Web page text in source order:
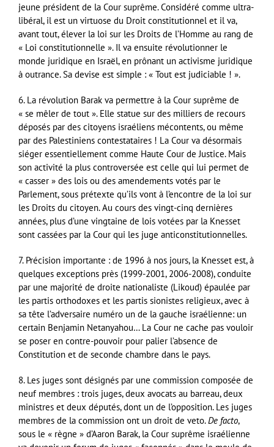
jeune président de la Cour suprême. Considéré comme ultra-
libéral, il est un virtuose du Droit constitutionnel et il va,
avant tout, élever la loi sur les Droits de l’Homme au rang de
« Loi constitutionnelle ». Il va ensuite révolutionner le
monde juridique en Israël, en prônant un activisme juridique
à outrance. Sa devise est simple : « Tout est judiciable ! ».
6. La révolution Barak va permettre à la Cour suprême de
« se mêler de tout ». Elle statue sur des milliers de recours
déposés par des citoyens israéliens mécontents, ou même
par des Palestiniens contestataires ! La Cour va désormais
siéger essentiellement comme Haute Cour de Justice. Mais
son activité la plus controversée est celle qui lui permet de
« casser » des lois ou des amendements votés par le
Parlement, sous prétexte qu’ils vont à l’encontre de la loi sur
les Droits du citoyen. Au cours des vingt-cinq dernières
années, plus d’une vingtaine de lois votées par la Knesset
sont cassées par la Cour qui les juge anticonstitutionnelles.
7. Précision importante : de 1996 à nos jours, la Knesset est, à
quelques exceptions près (1999-2001, 2006-2008), conduite
par une majorité de droite nationaliste (Likoud) épaulée par
les partis orthodoxes et les partis sionistes religieux, avec à
sa tête l’adversaire numéro un de la gauche israélienne: un
certain Benjamin Netanyahou… La Cour ne cache pas vouloir
se poser en contre-pouvoir pour palier l’absence de
Constitution et de seconde chambre dans le pays.
8. Les juges sont désignés par une commission composée de
neuf membres : trois juges, deux avocats au barreau, deux
ministres et deux députés, dont un de l’opposition. Les juges
membres de la commission ont un droit de veto.De facto,
sous le « règne » d’Aaron Barak, la Cour suprême israélienne